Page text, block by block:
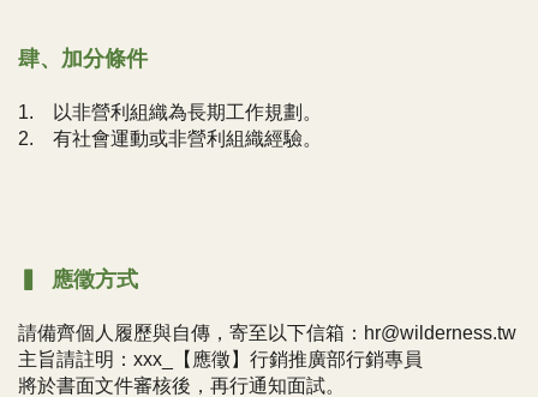
肆、加分條件
1. 以非營利組織為長期工作規劃。
2. 有社會運動或非營利組織經驗。
▍ 應徵方式
請備齊個人履歷與自傳，寄至以下信箱：hr@wilderness.tw
主旨請註明：xxx_【應徵】行銷推廣部行銷專員
將於書面文件審核後，再行通知面試。